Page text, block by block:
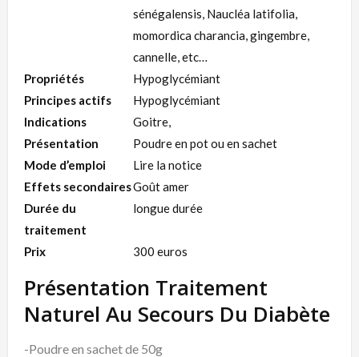
sénégalensis, Naucléa latifolia,
momordica charancia, gingembre,
cannelle, etc…
Propriétés
Hypoglycémiant
Principes actifs
Hypoglycémiant
Indications
Goitre,
Présentation
Poudre en pot ou en sachet
Mode d’emploi
Lire la notice
Effets secondairesGoût amer
Durée du
traitement
longue durée
Prix 300 euros
Présentation Traitement
Naturel Au Secours Du Diabète
-Poudre en sachet de 50g